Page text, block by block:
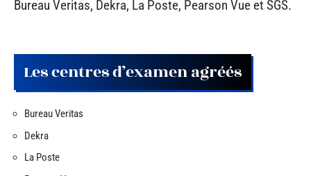
Bureau Veritas, Dekra, La Poste, Pearson Vue et SGS.
Les centres d’examen agréés
Bureau Veritas
Dekra
La Poste